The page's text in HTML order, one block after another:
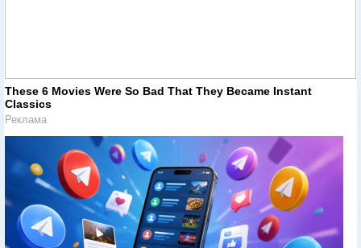
These 6 Movies Were So Bad That They Became Instant
Classics
Реклама